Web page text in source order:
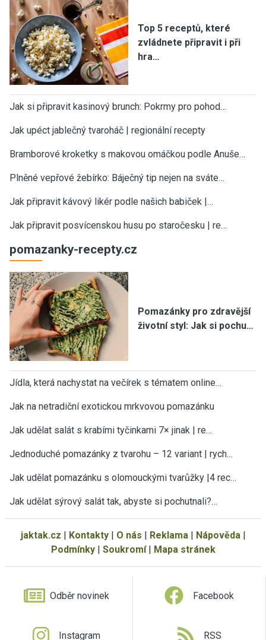
Top 5 receptů, které
zvládnete připravit i při
hra…
Jak si připravit kasinový brunch: Pokrmy pro pohod…
Jak upéct jablečný tvaroháč | regionální recepty
Bramborové kroketky s makovou omáčkou podle Anuše…
Plněné vepřové žebírko: Báječný tip nejen na sváte…
Jak připravit kávový likér podle našich babiček |…
Jak připravit posvícenskou husu po staročesku | re…
pomazanky-recepty.cz
Pomazánky pro zdravější
životní styl: Jak si pochu…
Jídla, která nachystat na večírek s tématem online…
Jak na netradiční exotickou mrkvovou pomazánku
Jak udělat salát s krabími tyčinkami 7× jinak | re…
Jednoduché pomazánky z tvarohu – 12 variant | rych…
Jak udělat pomazánku s olomouckými tvarůžky |4 rec…
Jak udělat sýrový salát tak, abyste si pochutnali?…
jaktak.cz | Kontakty| O nás | Reklama | Nápověda |
Podmínky| Soukromí| Mapa stránek
Odběr novinek Facebook
Instagram RSS